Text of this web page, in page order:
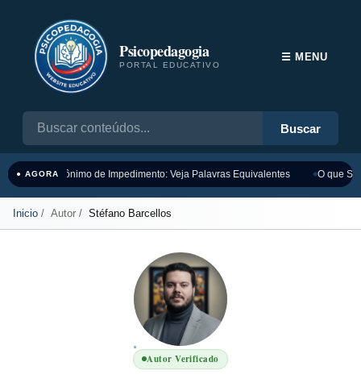
Psicopedagogia
PORTAL EDUCATIVO
Buscar
☰ MENU
● AGORASinônimo de Impedimento: Veja Palavras Equivalentes O que
Inicio Autor Stéfano Barcellos
Autor Verificado